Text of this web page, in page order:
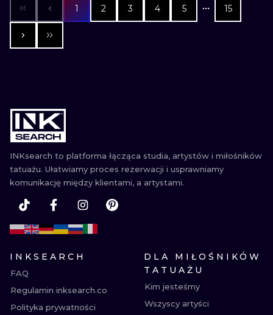
1 2 3 4 5 15
INKsearch to platforma łącząca studia, artystów i miłośników
tatuażu. Ułatwiamy proces rezerwacji i usprawniamy
komunikację między klientami, a artystami.
INKSEARCH
FAQ
Regulamin inksearch.co
Polityka prywatności
DLA MIŁOŚNIKÓW
TATUAŻU
Kim jesteśmy
Wszyscy artyści